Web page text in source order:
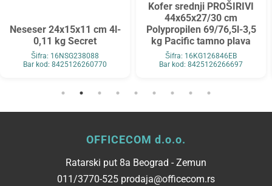
Neseser 24x15x11 cm 4l-
0,11 kg Secret
Šifra: 16NSG238088
Bar kod: 8425126260770
Kofer srednji PROŠIRIVI
44x65x27/30 cm
Polypropilen 69/76,5l-3,5
kg Pacific tamno plava
Šifra: 16KG126846EB
Bar kod: 8425126266697
OFFICECOM d.o.o.
Ratarski put 8a Beograd - Zemun
011/3770-525 prodaja@officecom.rs